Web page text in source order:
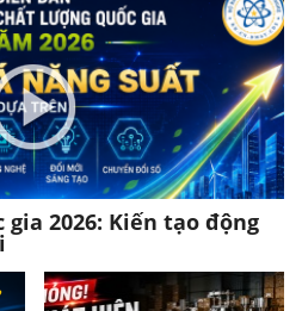
gia 2026: Kiến tạo động